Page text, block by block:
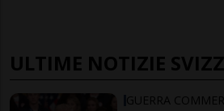
ULTIME NOTIZIE
GUERRA